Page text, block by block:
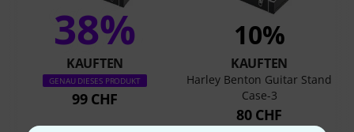
38%
KAUFTEN
GENAU DIESES PRODUKT
99 CHF
10%
KAUFTEN
Harley Benton Guitar Stand
Case-3
80 CHF